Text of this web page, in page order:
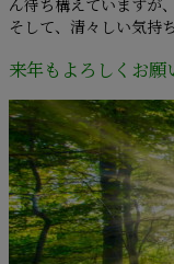
ん待ち構えていますが
そして、清々しい気持
来年もよろしくお願